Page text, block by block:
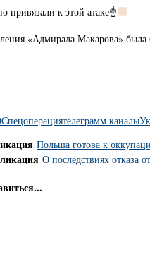
привязали к этой атаке☝
«Адмирала Макарова»
Спецоперациятелеграмм каналы
Польша готова к
О последствиях отказа